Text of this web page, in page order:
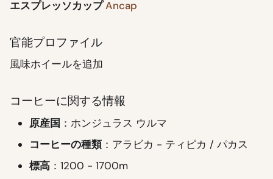
エスプレッソカップAncap
官能プロファイル
風味ホイールを追加
コーヒーに関する情報
原産国 ：ホンジュラス ウルマ
コーヒーの種類：アラビカ - ティピカ / パカス
標高 ：1200 - 1700m